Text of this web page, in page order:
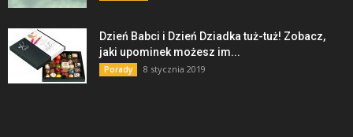
Dzień Babci i Dzień Dziadka tuż-tuż! Zobacz,
jaki upominek możesz im...
Porady 8 stycznia 2019